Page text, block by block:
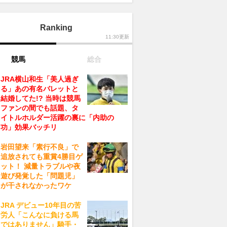
Ranking
11:30更新
競馬 総合
JRA横山和生「美人過ぎ
る」あの有名バレットと
結婚してた!? 当時は競馬
ファンの間でも話題、タ
イトルホルダー活躍の裏に「内助の
功」効果バッチリ
岩田望来「素行不良」で
追放されても重賞4勝目ゲ
ット！ 減量トラブルや夜
遊び発覚した「問題児」
が干されなかったワケ
JRA デビュー10年目の苦
労人「こんなに負ける馬
ではありません」騎手・